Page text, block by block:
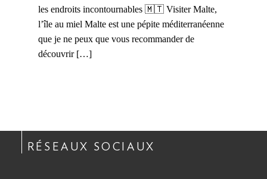
les endroits incontournables 🇲🇹 Visiter Malte,
l’île au miel Malte est une pépite méditerranéenne
que je ne peux que vous recommander de
découvrir […]
RÉSEAUX SOCIAUX